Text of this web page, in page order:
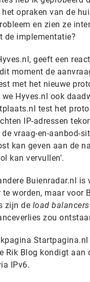
opraken van de
en zien ze
de implementatie?
geeft een
moment de
met het nieuwe
Hyves.nl ook
test het
IP-adressen
vraag-en-aanbod-
kan geven aan de
kan vervullen'.
Buienradar.nl
worden, maar voor
zijn de load balancers
zou
Rik Blog kondigt
IPv6.